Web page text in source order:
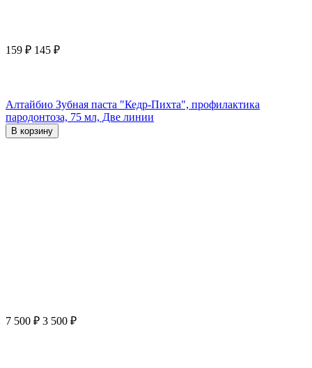
159 ₽ 145 ₽
Алтайбио Зубная паста "Кедр-Пихта", профилактика
пародонтоза, 75 мл, Две линии
В корзину
7 500 ₽ 3 500 ₽